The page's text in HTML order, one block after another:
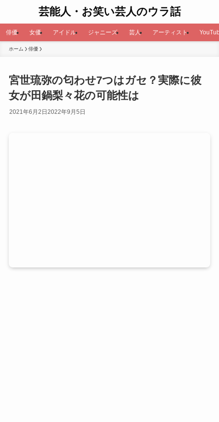
芸能人・お笑い芸人のウラ話
俳優 女優 アイドル ジャニーズ 芸人 アーティスト
ホーム 俳優
宮世琉弥の匂わせ7つはガセ？実際に彼
女が田鍋梨々花の可能性は
2021年6月2日 2022年9月5日